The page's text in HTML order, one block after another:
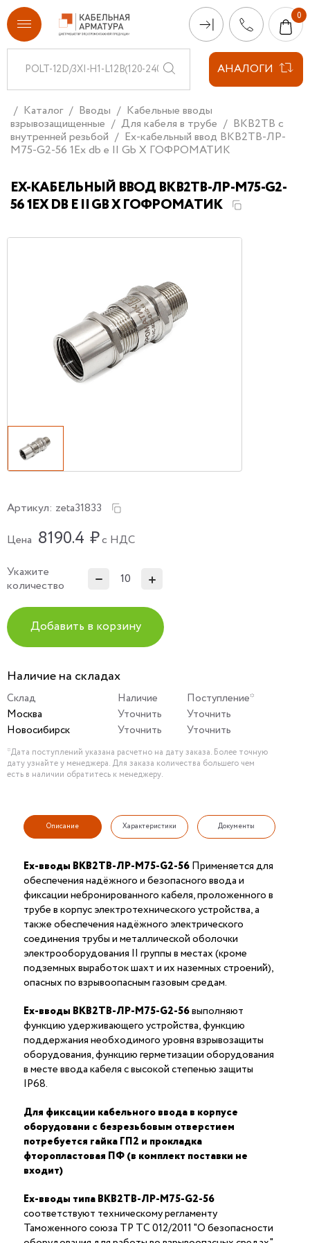
АНАЛОГИ
Каталог Вводы
Кабельные вводы
взрывозащищенные
Для кабеля в трубе
ВКВ2ТВ с
внутренней резьбой
Ех-кабельный ввод ВКВ2ТВ-ЛР-
М75-G2-56 1Ex db e II Gb X ГОФРОМАТИК
ЕХ-КАБЕЛЬНЫЙ ВВОД ВКВ2ТВ-ЛР-М75-G2-
56 1EX DB E II GB X ГОФРОМАТИК
Артикул: zeta31833
Цена 8190.4 ₽с НДС
Укажите
количество
Добавить в корзину
Наличие на складах
Склад Наличие
Поступление*
Москва
Уточнить
Уточнить
Новосибирск
Уточнить Уточнить
*Дата поступлений указана расчетно на дату заказа. Более точную
дату узнайте у менеджера. Для заказа количества большего чем
есть в наличии обратитесь к менеджеру.
Описание Характеристики Документы
Ex-вводы ВКВ2ТВ-ЛР-М75-G2-56Применяется для
обеспечения надёжного и безопасного ввода и
фиксации небронированного кабеля, проложенного в
трубе в корпус электротехнического устройства, а
также обеспечения надёжного электрического
соединения трубы и металлической оболочки
электрооборудования II группы в местах (кроме
подземных выработок шахт и их наземных строений),
опасных по взрывоопасным газовым средам.
Ex-вводы ВКВ2ТВ-ЛР-М75-G2-56выполняют
функцию удерживающего устройства, функцию
поддержания необходимого уровня взрывозащиты
оборудования, функцию герметизации оборудования
в месте ввода кабеля с высокой степенью защиты
IP68.
Для фиксации кабельного ввода в корпусе
оборудовани с безрезьбовым отверстием
потребуется гайка ГП2 и прокладка
фторопластовая ПФ (в комплект поставки не
входит)
Ex-вводы типа ВКВ2ТВ-ЛР-М75-G2-56
соответствуют техническому регламенту
Таможенного союза ТР ТС 012/2011 "О безопасности